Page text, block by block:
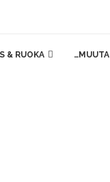
& RUOKA …MUUTA